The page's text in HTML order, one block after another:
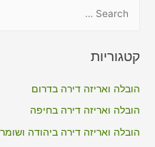
r
o
קטגוריות
הובלה ואריזה דירה בדרום
הובלה ואריזה דירה בחיפה
הובלה ואריזה דירה ביהודה